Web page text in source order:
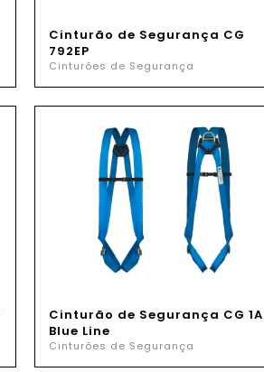
Cinturão de Segurança CG
792EP
Cinturões de Segurança
Cinturão de Segurança CG 1A
Blue Line
Cinturões de Segurança